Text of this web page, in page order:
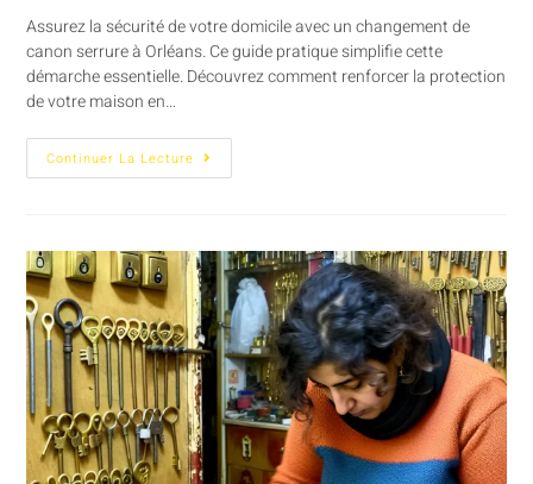
Assurez la sécurité de votre domicile avec un changement de
canon serrure à Orléans. Ce guide pratique simplifie cette
démarche essentielle. Découvrez comment renforcer la protection
de votre maison en…
Continuer La Lecture